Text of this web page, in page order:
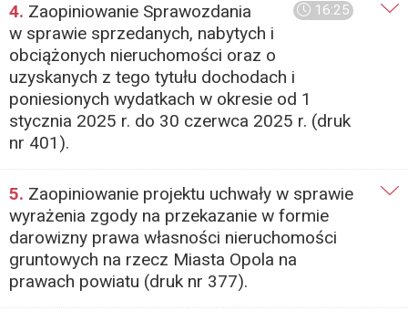
16:25
4. Zaopiniowanie Sprawozdania
w sprawie sprzedanych, nabytych i
obciążonych nieruchomości oraz o
uzyskanych z tego tytułu dochodach i
poniesionych wydatkach w okresie od 1
stycznia 2025 r. do 30 czerwca 2025 r. (druk
nr 401).
5. Zaopiniowanie projektu uchwały w sprawie
wyrażenia zgody na przekazanie w formie
darowizny prawa własności nieruchomości
gruntowych na rzecz Miasta Opola na
prawach powiatu (druk nr 377).